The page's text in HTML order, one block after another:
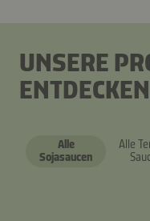
UNSERE
ENTDECKEN
Alle
Sojasaucen
Alle